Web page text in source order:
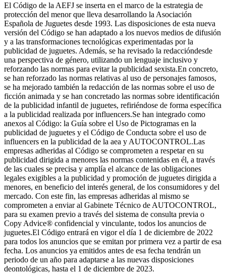
El Código de la AEFJ se inserta en el marco de la estrategia de
protección del menor que lleva desarrollando la Asociación
Española de Juguetes desde 1993. Las disposiciones de esta nueva
versión del Código se han adaptado a los nuevos medios de difusión
y a las transformaciones tecnológicas experimentadas por la
publicidad de juguetes. Además, se ha revisado la redaccióndesde
una perspectiva de género, utilizando un lenguaje inclusivo y
reforzando las normas para evitar la publicidad sexista.En concreto,
se han reforzado las normas relativas al uso de personajes famosos,
se ha mejorado también la redacción de las normas sobre el uso de
ficción animada y se han concretado las normas sobre identificación
de la publicidad infantil de juguetes, refiriéndose de forma específica
a la publicidad realizada por influencers.Se han integrado como
anexos al Código: la Guía sobre el Uso de Pictogramas en la
publicidad de juguetes y el Código de Conducta sobre el uso de
influencers en la publicidad de la aea y AUTOCONTROL.Las
empresas adheridas al Código se comprometen a respetar en su
publicidad dirigida a menores las normas contenidas en él, a través
de las cuales se precisa y amplía el alcance de las obligaciones
legales exigibles a la publicidad y promoción de juguetes dirigida a
menores, en beneficio del interés general, de los consumidores y del
mercado. Con este fin, las empresas adheridas al mismo se
comprometen a enviar al Gabinete Técnico de AUTOCONTROL,
para su examen previo a través del sistema de consulta previa o
Copy Advice® confidencial y vinculante, todos los anuncios de
juguetes.El Código entrará en vigor el día 1 de diciembre de 2022
para todos los anuncios que se emitan por primera vez a partir de esa
fecha. Los anuncios ya emitidos antes de esa fecha tendrán un
periodo de un año para adaptarse a las nuevas disposiciones
deontológicas, hasta el 1 de diciembre de 2023.